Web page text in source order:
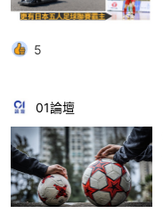
5
01論壇